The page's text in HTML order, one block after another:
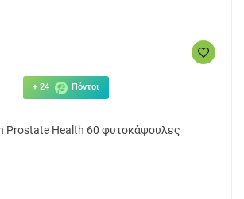
+ 24 Πόντοι
Prostate Health 60 φυτοκάψουλες